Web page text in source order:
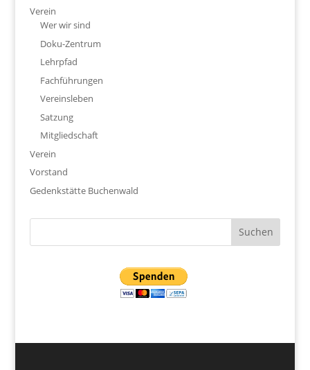
Verein
Wer wir sind
Doku-Zentrum
Lehrpfad
Fachführungen
Vereinsleben
Satzung
Mitgliedschaft
Verein
Vorstand
Gedenkstätte Buchenwald